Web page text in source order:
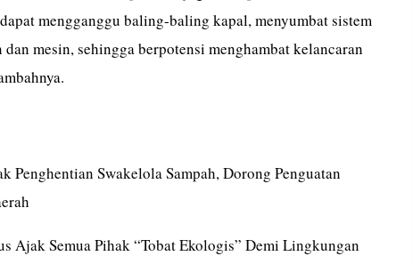
mengganggu baling-baling kapal, menyumbat sistem
mesin, sehingga berpotensi menghambat kelancaran
Penghentian Swakelola Sampah, Dorong Penguatan
Ajak Semua Pihak “Tobat Ekologis” Demi Lingkungan